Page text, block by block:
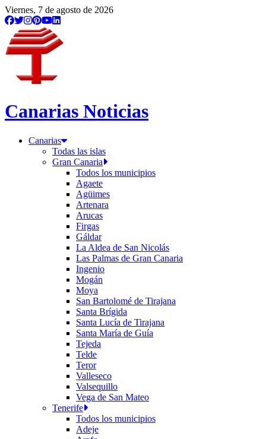
Viernes, 7 de agosto de 2026
Canarias Noticias
Canarias
Todas las islas
Gran Canaria
Todos los municipios
Agaete
Agüimes
Artenara
Arucas
Firgas
Gáldar
La Aldea de San Nicolás
Las Palmas de Gran Canaria
Ingenio
Mogán
Moya
San Bartolomé de Tirajana
Santa Brígida
Santa Lucía de Tirajana
Santa María de Guía
Tejeda
Telde
Teror
Valleseco
Valsequillo
Vega de San Mateo
Tenerife
Todos los municipios
Adeje